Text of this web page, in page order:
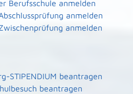
Berufsschule anmelden
anmelden
anmelden
STIPENDIUM beantragen
beantragen